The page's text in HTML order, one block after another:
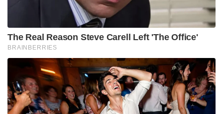
The Real Reason Steve Carell Left 'The Office'
BRAINBERRIES